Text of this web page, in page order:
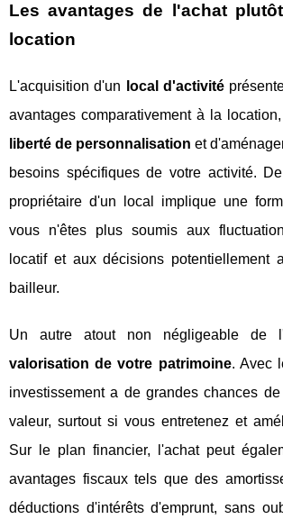
Les avantages de l'achat
location
L'acquisition d'un local d'activité
avantages comparativement à la
liberté de personnalisation et
besoins spécifiques de votre activité.
propriétaire d'un local implique une
vous n'êtes plus soumis aux
locatif et aux décisions potentiellement
bailleur.
Un autre atout non négligeable de
valorisation de votre patrimoine. Avec
investissement a de grandes chances
valeur, surtout si vous entretenez et
Sur le plan financier, l'achat peut
avantages fiscaux tels que des
déductions d'intérêts d'emprunt, sans